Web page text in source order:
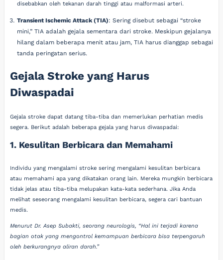
disebabkan oleh tekanan darah tinggi atau malformasi arteri.
Transient Ischemic Attack (TIA): Sering disebut sebagai “stroke
mini,” TIA adalah gejala sementara dari stroke. Meskipun gejalanya
hilang dalam beberapa menit atau jam, TIA harus dianggap sebagai
tanda peringatan serius.
Gejala Stroke yang Harus
Diwaspadai
Gejala stroke dapat datang tiba-tiba dan memerlukan perhatian medis
segera. Berikut adalah beberapa gejala yang harus diwaspadai:
1. Kesulitan Berbicara dan Memahami
Individu yang mengalami stroke sering mengalami kesulitan berbicara
atau memahami apa yang dikatakan orang lain. Mereka mungkin berbicara
tidak jelas atau tiba-tiba melupakan kata-kata sederhana. Jika Anda
melihat seseorang mengalami kesulitan berbicara, segera cari bantuan
medis.
Menurut Dr. Asep Subakti, seorang neurologis, “Hal ini terjadi karena
bagian otak yang mengontrol kemampuan berbicara bisa terpengaruh
oleh berkurangnya aliran darah.”